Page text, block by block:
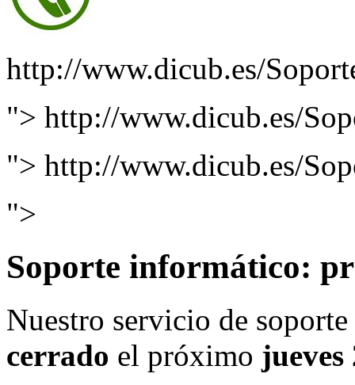
http://www.dicub.es/
"> http://www.dicub.es/
"> http://www.dicub.es/
">
Soporte informático:
Nuestro servicio de
cerrado el próximo